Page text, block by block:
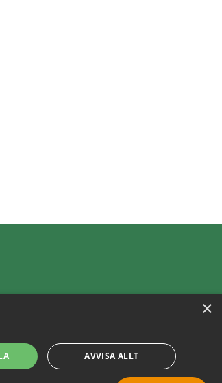
Licensed to 377 Sport AB Cookies
×
AVVISA ALLT